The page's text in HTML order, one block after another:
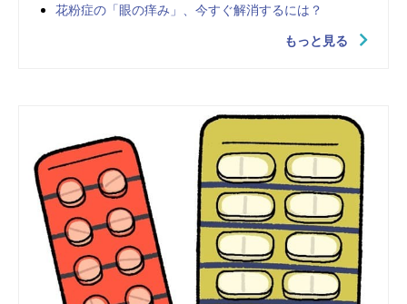
花粉症の「眼の痒み」、今すぐ解消するには？
もっと見る